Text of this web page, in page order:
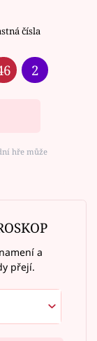
čísla
2
hře může
a
přejí.